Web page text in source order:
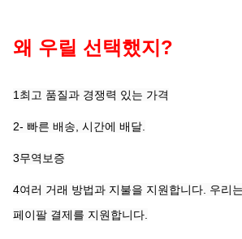
왜 우릴 선택했지?
1최고 품질과 경쟁력 있는 가격
2- 빠른 배송, 시간에 배달.
3무역보증
4여러 거래 방법과 지불을 지원합니다. 우리
페이팔 결제를 지원합니다.